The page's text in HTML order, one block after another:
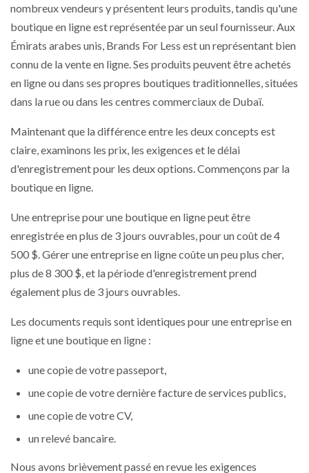
nombreux vendeurs y présentent leurs produits, tandis qu'une
boutique en ligne est représentée par un seul fournisseur. Aux
Émirats arabes unis, Brands For Less est un représentant bien
connu de la vente en ligne. Ses produits peuvent être achetés
en ligne ou dans ses propres boutiques traditionnelles, situées
dans la rue ou dans les centres commerciaux de Dubaï.
Maintenant que la différence entre les deux concepts est
claire, examinons les prix, les exigences et le délai
d'enregistrement pour les deux options. Commençons par la
boutique en ligne.
Une entreprise pour une boutique en ligne peut être
enregistrée en plus de 3 jours ouvrables, pour un coût de 4
500 $. Gérer une entreprise en ligne coûte un peu plus cher,
plus de 8 300 $, et la période d'enregistrement prend
également plus de 3 jours ouvrables.
Les documents requis sont identiques pour une entreprise en
ligne et une boutique en ligne :
une copie de votre passeport,
une copie de votre dernière facture de services publics,
une copie de votre CV,
un relevé bancaire.
Nous avons brièvement passé en revue les exigences